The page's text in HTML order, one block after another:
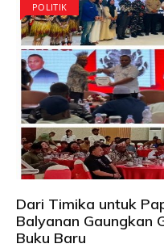
POLITIK
Dari Timika untuk
Balyanan Gaungkan
Buku Baru